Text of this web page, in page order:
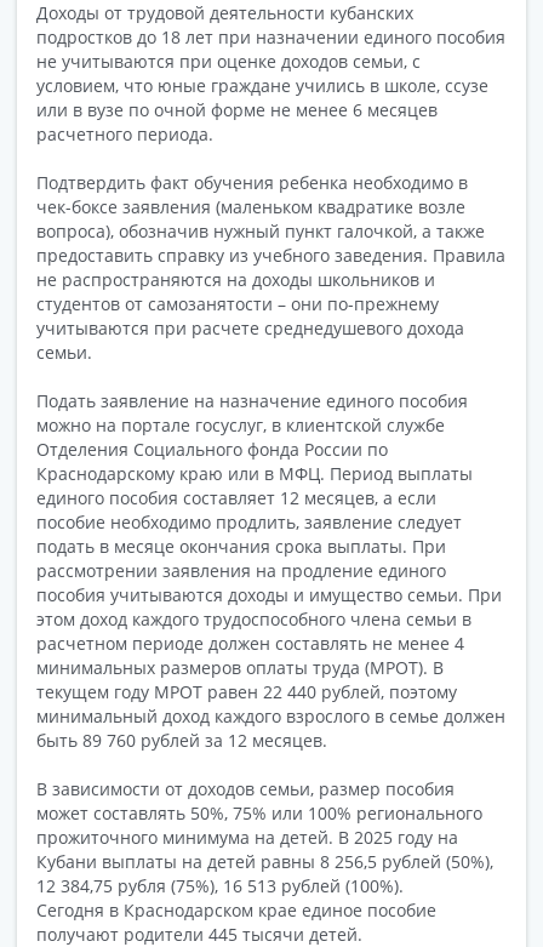
Доходы от трудовой деятельности кубанских
подростков до 18 лет при назначении единого пособия
не учитываются при оценке доходов семьи, с
условием, что юные граждане учились в школе, ссузе
или в вузе по очной форме не менее 6 месяцев
расчетного периода.
Подтвердить факт обучения ребенка необходимо в
чек-боксе заявления (маленьком квадратике возле
вопроса), обозначив нужный пункт галочкой, а также
предоставить справку из учебного заведения. Правила
не распространяются на доходы школьников и
студентов от самозанятости – они по-прежнему
учитываются при расчете среднедушевого дохода
семьи.
Подать заявление на назначение единого пособия
можно на портале госуслуг, в клиентской службе
Отделения Социального фонда России по
Краснодарскому краю или в МФЦ. Период выплаты
единого пособия составляет 12 месяцев, а если
пособие необходимо продлить, заявление следует
подать в месяце окончания срока выплаты. При
рассмотрении заявления на продление единого
пособия учитываются доходы и имущество семьи. При
этом доход каждого трудоспособного члена семьи в
расчетном периоде должен составлять не менее 4
минимальных размеров оплаты труда (МРОТ). В
текущем году МРОТ равен 22 440 рублей, поэтому
минимальный доход каждого взрослого в семье должен
быть 89 760 рублей за 12 месяцев.
В зависимости от доходов семьи, размер пособия
может составлять 50%, 75% или 100% регионального
прожиточного минимума на детей. В 2025 году на
Кубани выплаты на детей равны 8 256,5 рублей (50%),
12 384,75 рубля (75%), 16 513 рублей (100%).
Сегодня в Краснодарском крае единое пособие
получают родители 445 тысячи детей.